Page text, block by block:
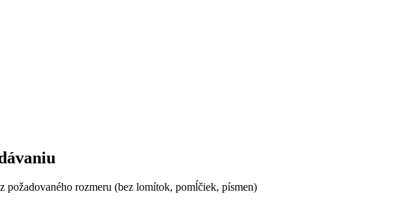
rozmeru (bez lomítok, pomĺčiek, písmen)